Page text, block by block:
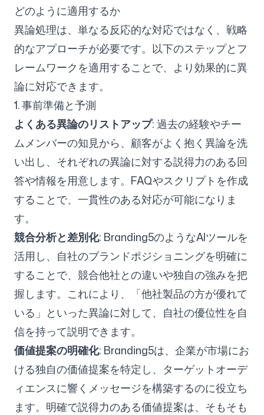
どのように適用するか
異論処理は、単なる反応的な対応ではなく、戦略
的なアプローチが必要です。以下のステップとフ
レームワークを適用することで、より効果的に異
論に対応できます。
1. 事前準備と予測
よくある異論のリストアップ: 過去の経験やチー
ムメンバーの知見から、顧客がよく抱く異論を洗
い出し、それぞれの異論に対する説得力のある回
答や情報を用意します。FAQやスクリプトを作成
することで、一貫性のある対応が可能になりま
す。
競合分析と差別化: Branding5のようなAIツールを
活用し、自社のブランドポジショニングを明確に
することで、競合他社との違いや独自の強みを把
握します。これにより、「他社製品の方が優れて
いる」といった異論に対して、自社の優位性を自
信を持って説明できます。
価値提案の明確化: Branding5は、企業が市場にお
ける独自の価値提案を特定し、ターゲットオーデ
ィエンスに響くメッセージを構築するのに役立ち
ます。明確で説得力のある価値提案は、そもそも